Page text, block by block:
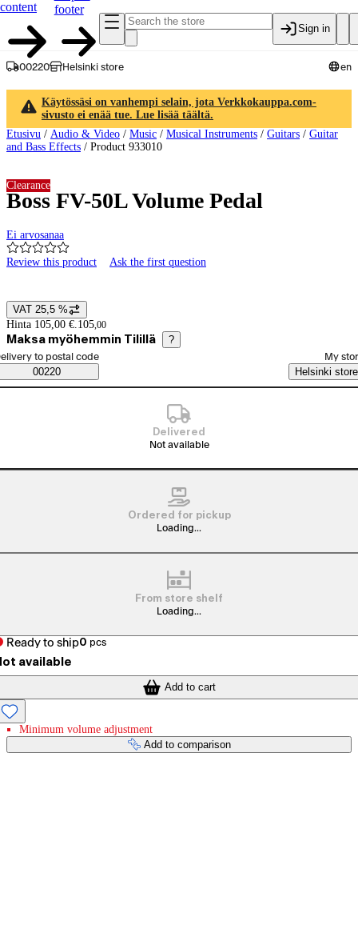
content
footer
Sign in
00220 Helsinki store en
Käytössäsi on vanhempi selain, jota Verkkokauppa.com-
sivusto ei enää tue. Lue lisää täältä.
Etusivu / Audio & Video / Music / Musical Instruments / Guitars / Guitar
and Bass Effects / Product 933010
Boss FV-50L Volume Pedal
Ei arvosanaa
Review this product Ask the first question
Clearance
Price details
VAT 25,5 %
Hinta 105,00 €. 105,00
Maksa myöhemmin Tilillä ?
Saatavuustiedot
order method
to postal code
00220
My
Helsinki store
Delivered
Not available
Ordered for pickup
Loading...
From store shelf
Loading...
Ready to ship0 pcs
available
Add to cart
Minimum volume adjustment
Add to comparison